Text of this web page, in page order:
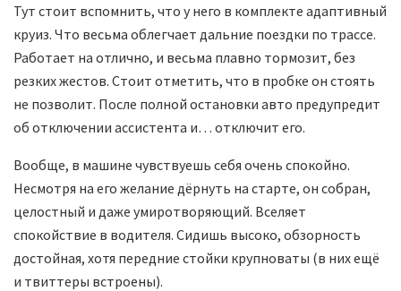
Тут стоит вспомнить, что у него в комплекте адаптивный
круиз. Что весьма облегчает дальние поездки по трассе.
Работает на отлично, и весьма плавно тормозит, без
резких жестов. Стоит отметить, что в пробке он стоять
не позволит. После полной остановки авто предупредит
об отключении ассистента и… отключит его.
Вообще, в машине чувствуешь себя очень спокойно.
Несмотря на его желание дёрнуть на старте, он собран,
целостный и даже умиротворяющий. Вселяет
спокойствие в водителя. Сидишь высоко, обзорность
достойная, хотя передние стойки крупноваты (в них ещё
и твиттеры встроены).